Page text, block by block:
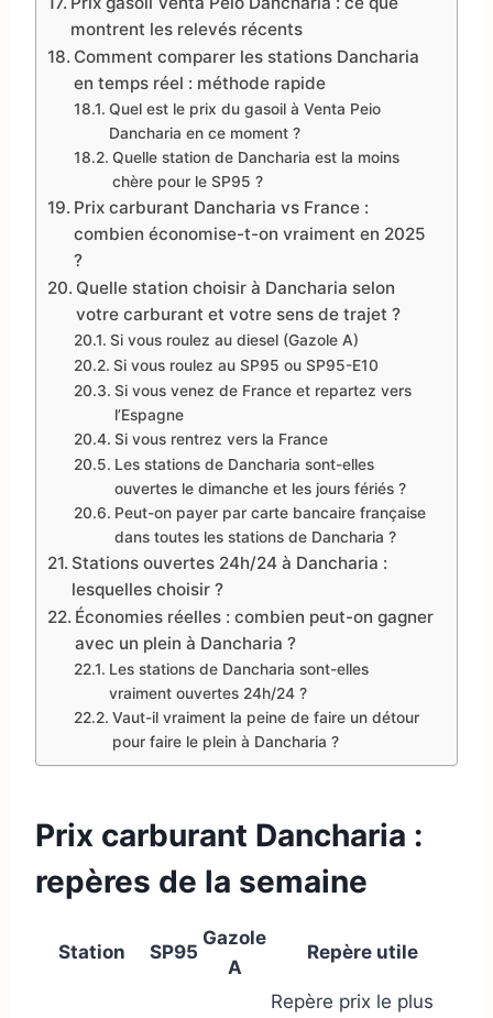
montrent les relevés récents
Comment comparer les stations Dancharia
en temps réel : méthode rapide
Quel est le prix du gasoil à Venta Peio
Dancharia en ce moment ?
Quelle station de Dancharia est la moins
chère pour le SP95 ?
Prix carburant Dancharia vs France :
combien économise-t-on vraiment en 2025
?
Quelle station choisir à Dancharia selon
votre carburant et votre sens de trajet ?
Si vous roulez au diesel (Gazole A)
Si vous roulez au SP95 ou SP95-E10
Si vous venez de France et repartez vers
l’Espagne
Si vous rentrez vers la France
Les stations de Dancharia sont-elles
ouvertes le dimanche et les jours fériés ?
Peut-on payer par carte bancaire française
dans toutes les stations de Dancharia ?
Stations ouvertes 24h/24 à Dancharia :
lesquelles choisir ?
Économies réelles : combien peut-on gagner
avec un plein à Dancharia ?
Les stations de Dancharia sont-elles
vraiment ouvertes 24h/24 ?
Vaut-il vraiment la peine de faire un détour
pour faire le plein à Dancharia ?
Prix carburant Dancharia :
repères de la semaine
Station SP95
Gazole
A
Repère utile
Repère prix le plus